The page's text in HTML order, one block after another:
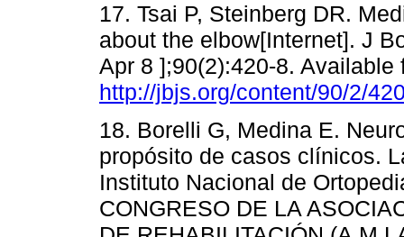
17. Tsai P, Steinberg DR.
about the elbow[Internet]. J
Apr 8 ];90(2):420-8. Available
http://jbjs.org/content/90/2/
18. Borelli G, Medina E.
propósito de casos clínicos.
Instituto Nacional de
CONGRESO DE LA